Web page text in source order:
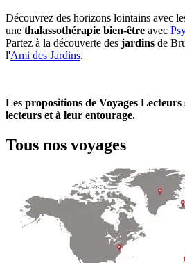
Découvrez des horizons lointains avec
une thalassothérapie bien-être avec
Partez à la découverte des jardins de
l'Ami des Jardins.
Les propositions de Voyages Lecteurs
lecteurs et à leur entourage.
Tous nos voyages